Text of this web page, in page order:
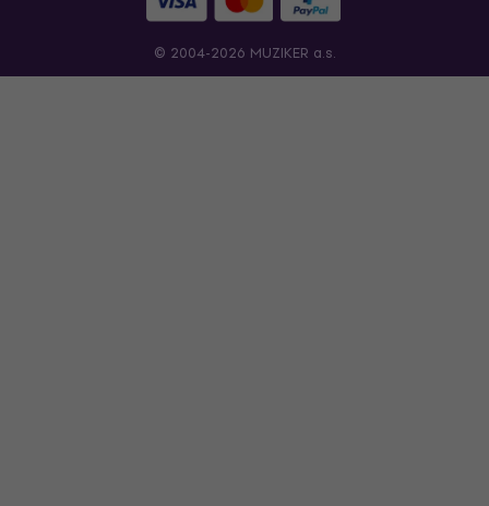
© 2004-2026 MUZIKER a.s.